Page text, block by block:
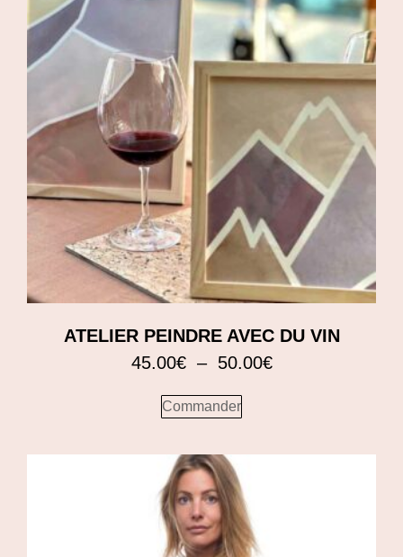
ATELIER PEINDRE AVEC DU VIN
45.00€ – 50.00€
Commander